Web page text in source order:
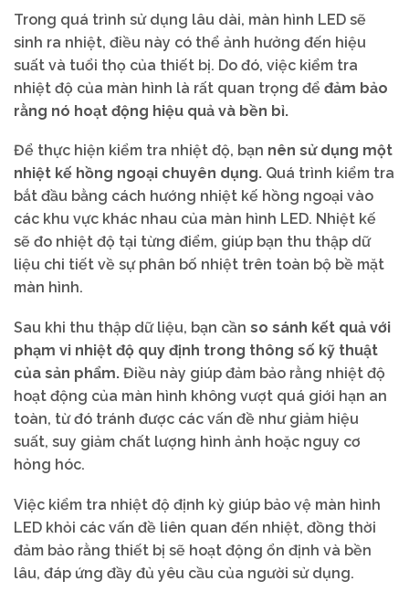
Trong quá trình sử dụng lâu dài, màn hình LED sẽ
sinh ra nhiệt, điều này có thể ảnh hưởng đến hiệu
suất và tuổi thọ của thiết bị. Do đó, việc kiểm tra
nhiệt độ của màn hình là rất quan trọng để đảm bảo
rằng nó hoạt động hiệu quả và bền bỉ.
Để thực hiện kiểm tra nhiệt độ, bạn nên sử dụng một
nhiệt kế hồng ngoại chuyên dụng. Quá trình kiểm tra
bắt đầu bằng cách hướng nhiệt kế hồng ngoại vào
các khu vực khác nhau của màn hình LED. Nhiệt kế
sẽ đo nhiệt độ tại từng điểm, giúp bạn thu thập dữ
liệu chi tiết về sự phân bố nhiệt trên toàn bộ bề mặt
màn hình.
Sau khi thu thập dữ liệu, bạn cần so sánh kết quả với
phạm vi nhiệt độ quy định trong thông số kỹ thuật
của sản phẩm. Điều này giúp đảm bảo rằng nhiệt độ
hoạt động của màn hình không vượt quá giới hạn an
toàn, từ đó tránh được các vấn đề như giảm hiệu
suất, suy giảm chất lượng hình ảnh hoặc nguy cơ
hỏng hóc.
Việc kiểm tra nhiệt độ định kỳ giúp bảo vệ màn hình
LED khỏi các vấn đề liên quan đến nhiệt, đồng thời
đảm bảo rằng thiết bị sẽ hoạt động ổn định và bền
lâu, đáp ứng đầy đủ yêu cầu của người sử dụng.